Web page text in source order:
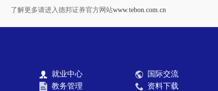
了解更多请进入德邦证券官方网站www.tebon.com.cn
就业中心
国际交流
教务管理
资料下载